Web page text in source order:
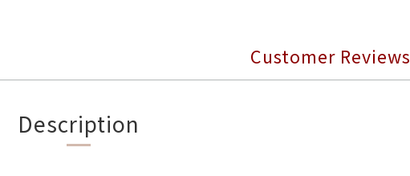
Customer Reviews
Description